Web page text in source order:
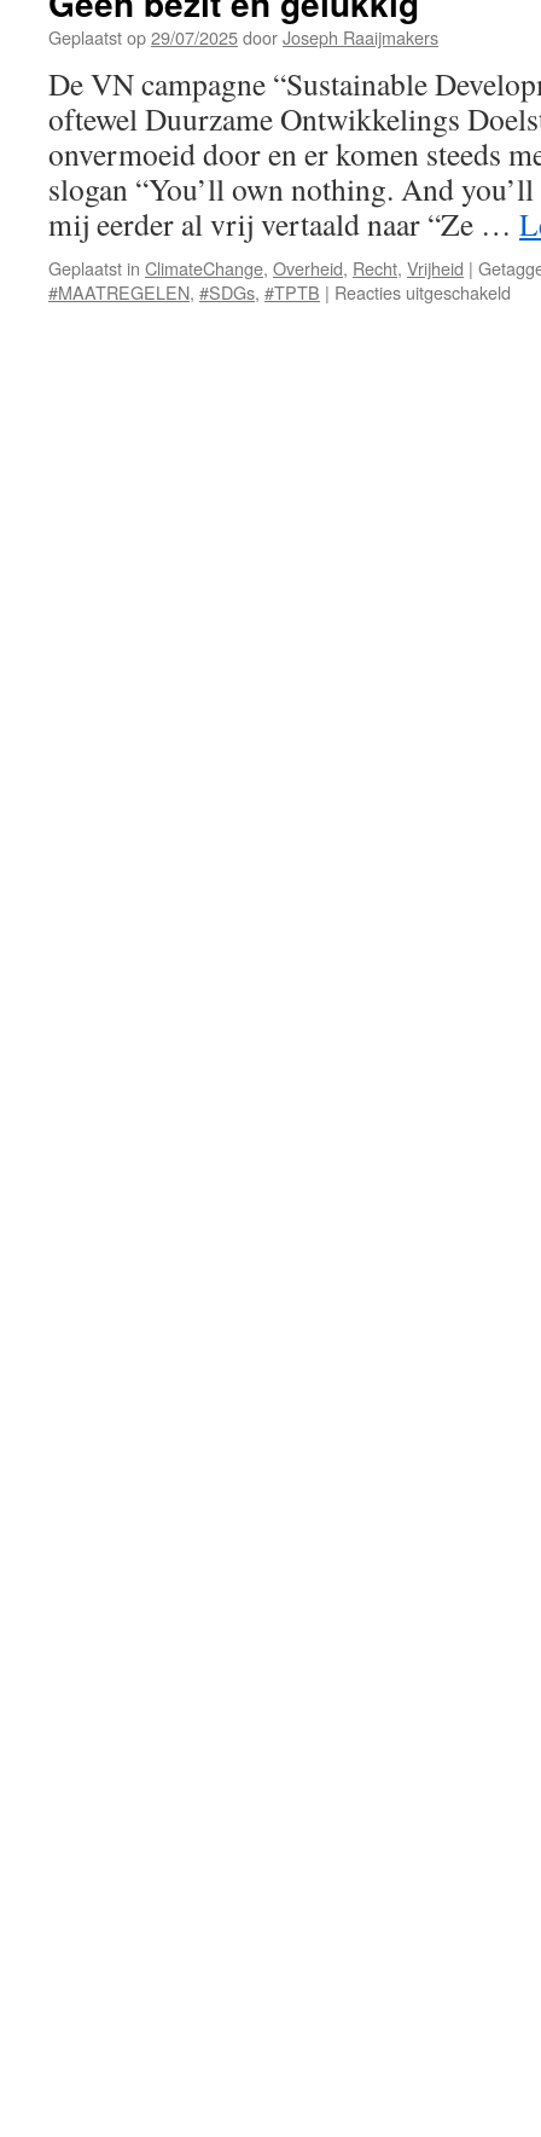
Geplaatst op29/07/2025doorJoseph Raaijmakers
De VN campagne “Sustainable
oftewel Duurzame Ontwikkelings
onvermoeid door en er komen steeds
slogan “You’ll own nothing. And
mij eerder al vrij vertaald naar “Ze …
Geplaatst in ClimateChange, Overheid, Recht, Vrijheid |
#MAATREGELEN, #SDGs, #TPTB | Reacties uitgeschakeld